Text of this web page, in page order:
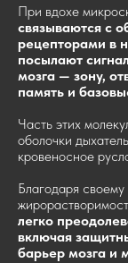
При вдохе
связываются с
рецепторами в
посылают
мозга — зону,
память и
Часть этих
оболочки
кровеносное
Благодаря
легко
включая
барьер мозга и